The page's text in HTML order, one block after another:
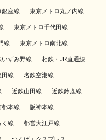
銀座線 東京メトロ丸ノ内線
東京メトロ千代田線
線 東京メトロ南北線
いずみ野線 相鉄・JR直通線
田線 名鉄空港線
近鉄山田線 近鉄鈴鹿線
都本線 阪神本線
く線 都営大江戸線